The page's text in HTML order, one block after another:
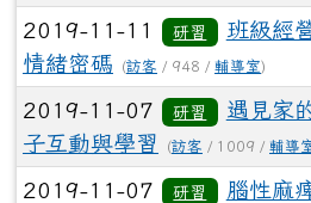
2019-11-11 研習
班級經
情緒密碼
(訪客 / 948 / 輔導室)
2019-11-07 研習
遇見家
子互動與學習
(訪客 / 1009 / 輔導
2019-11-07 研習
腦性麻